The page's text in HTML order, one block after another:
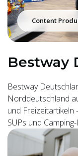
Content
Bestway
Bestway
Norddeutschland
und Freizeitartikeln
SUPs und